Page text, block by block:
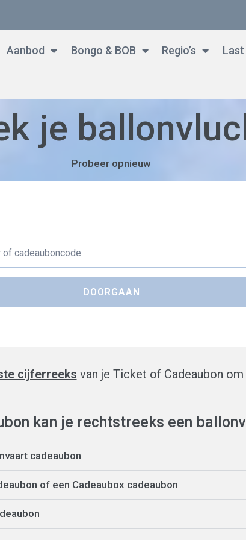
Aanbod Bongo & BOB Regio’s
je
Probeer opnieuw
cijferreeks van je Ticket of Cadeaubon
kan je rechtstreeks een
cadeaubon
of een Cadeaubox cadeaubon